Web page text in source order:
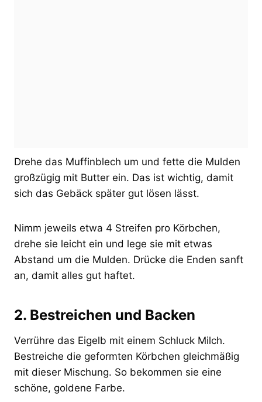
Drehe das Muffinblech um und fette die Mulden
großzügig mit Butter ein. Das ist wichtig, damit
sich das Gebäck später gut lösen lässt.
Nimm jeweils etwa 4 Streifen pro Körbchen,
drehe sie leicht ein und lege sie mit etwas
Abstand um die Mulden. Drücke die Enden sanft
an, damit alles gut haftet.
2. Bestreichen und Backen
Verrühre das Eigelb mit einem Schluck Milch.
Bestreiche die geformten Körbchen gleichmäßig
mit dieser Mischung. So bekommen sie eine
schöne, goldene Farbe.